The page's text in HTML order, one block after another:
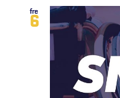
fre
6